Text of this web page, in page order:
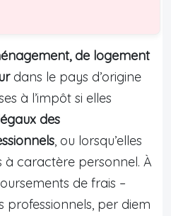
de logement
dans le pays d’origine
à l’impôt si elles
des
, ou lorsqu’elles
à caractère personnel. À
de frais –
professionnels, per diem